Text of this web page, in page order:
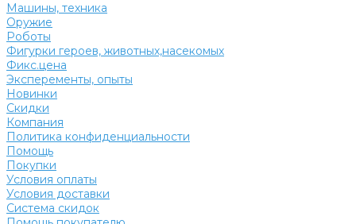
Машины, техника
Оружие
Роботы
Фигурки героев, животных,насекомых
Фикс.цена
Эксперементы, опыты
Новинки
Скидки
Компания
Политика конфиденциальности
Помощь
Покупки
Условия оплаты
Условия доставки
Система скидок